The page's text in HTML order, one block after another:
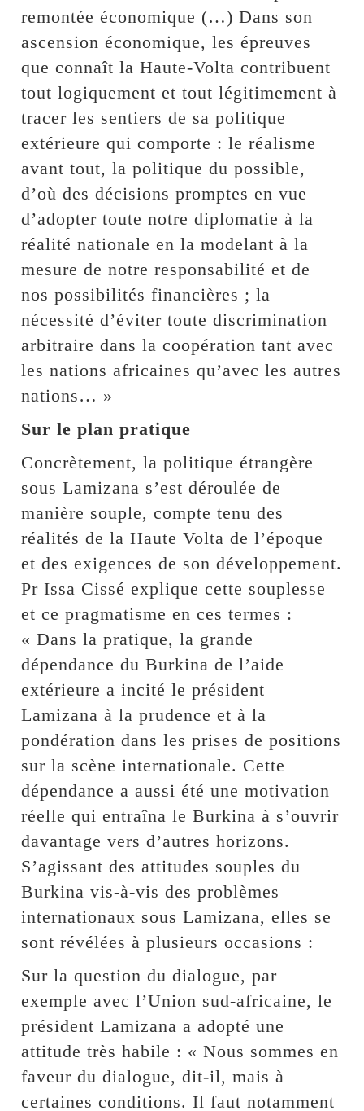
remontée économique (…) Dans son
ascension économique, les épreuves
que connaît la Haute-Volta contribuent
tout logiquement et tout légitimement à
tracer les sentiers de sa politique
extérieure qui comporte : le réalisme
avant tout, la politique du possible,
d’où des décisions promptes en vue
d’adopter toute notre diplomatie à la
réalité nationale en la modelant à la
mesure de notre responsabilité et de
nos possibilités financières ; la
nécessité d’éviter toute discrimination
arbitraire dans la coopération tant avec
les nations africaines qu’avec les autres
nations… »
Sur le plan pratique
Concrètement, la politique étrangère
sous Lamizana s’est déroulée de
manière souple, compte tenu des
réalités de la Haute Volta de l’époque
et des exigences de son développement.
Pr Issa Cissé explique cette souplesse
et ce pragmatisme en ces termes :
« Dans la pratique, la grande
dépendance du Burkina de l’aide
extérieure a incité le président
Lamizana à la prudence et à la
pondération dans les prises de positions
sur la scène internationale. Cette
dépendance a aussi été une motivation
réelle qui entraîna le Burkina à s’ouvrir
davantage vers d’autres horizons.
S’agissant des attitudes souples du
Burkina vis-à-vis des problèmes
internationaux sous Lamizana, elles se
sont révélées à plusieurs occasions :
Sur la question du dialogue, par
exemple avec l’Union sud-africaine, le
président Lamizana a adopté une
attitude très habile : « Nous sommes en
faveur du dialogue, dit-il, mais à
certaines conditions. Il faut notamment